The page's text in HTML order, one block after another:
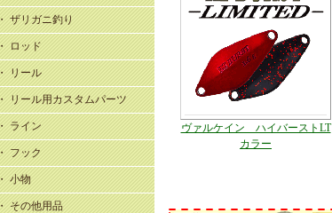
・ ザリガニ釣り
・ ロッド
・ リール
・ リール用カスタムパーツ
・ ライン
・ フック
・ 小物
・ その他用品
ヴァルケイン ハイバーストLT
カラー